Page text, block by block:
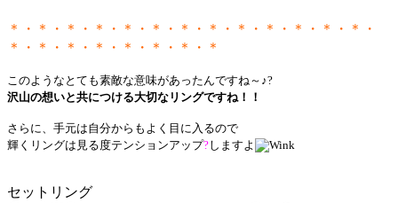
＊・＊・＊・＊・＊・＊・＊・＊・＊・＊・＊・＊・＊・
＊・＊・＊・＊・＊・＊・＊・＊
このようなとても素敵な意味があったんですね～♪?
沢山の想いと共につける大切なリングですね！！
さらに、手元は自分からもよく 目に入るので
輝くリングは見る度テンションアップ?しますよ
セットリング